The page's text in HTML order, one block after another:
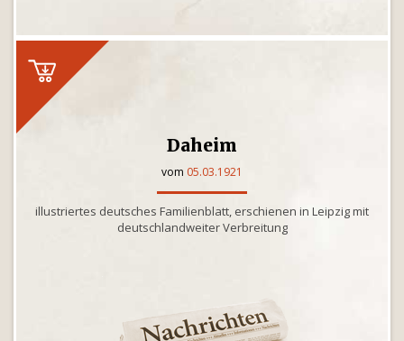
Daheim
vom 05.03.1921
illustriertes deutsches Familienblatt, erschienen in Leipzig mit
deutschlandweiter Verbreitung